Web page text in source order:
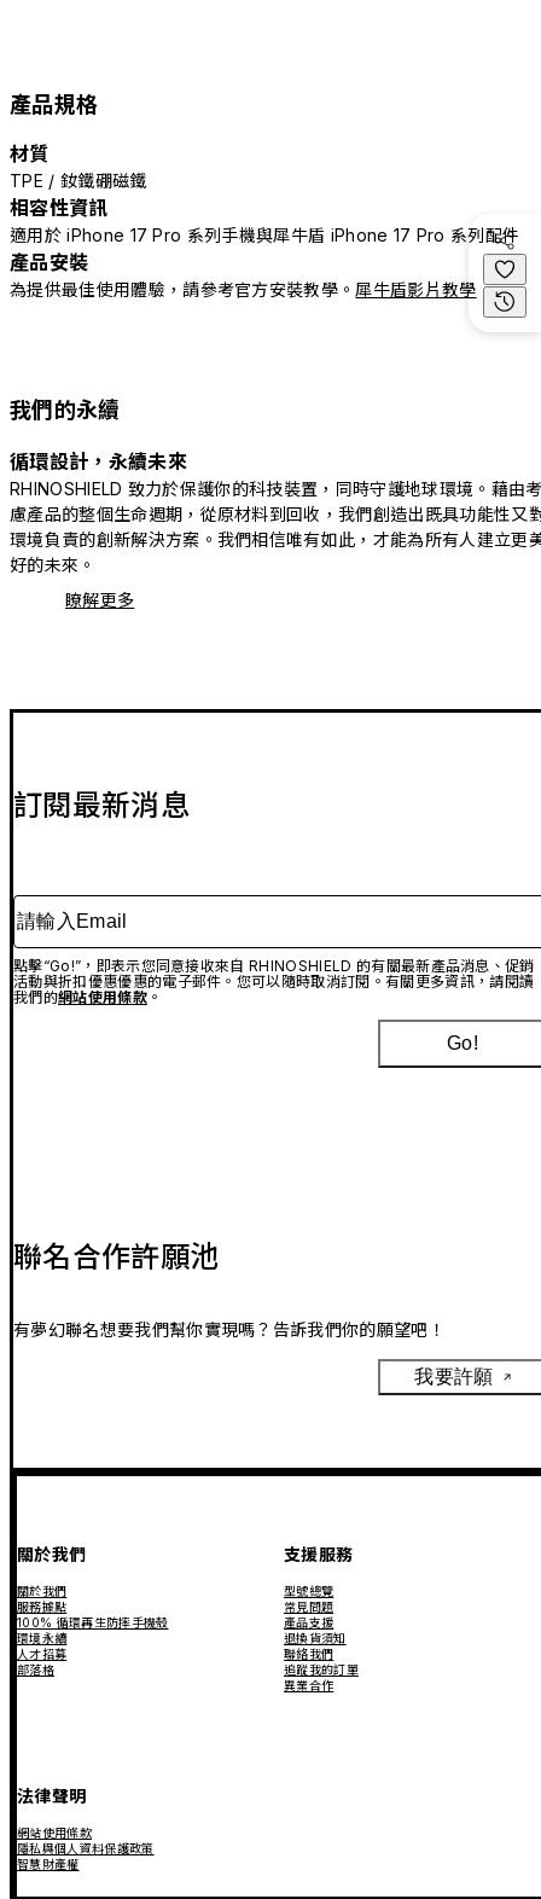
產品規格
材質
TPE / 釹鐵硼磁鐵
相容性資訊
適用於 iPhone 17 Pro 系列手機與犀牛盾 iPhone 17 Pro 系列配件
產品安裝
為提供最佳使用體驗，請參考官方安裝教學。 犀牛盾影片教學
我們的永續
循環設計，永續未來
RHINOSHIELD 致力於保護你的科技裝置，同時守護地球環境。藉由
慮產品的整個生命週期，從原材料到回收，我們創造出既具功能性又
環境負責的創新解決方案。我們相信唯有如此，才能為所有人建立更
好的未來。
瞭解更多
訂閱最新消息
請輸入Email
點擊“Go!”，即表示您同意接收來自 RHINOSHIELD 的有關最新產品消息、促銷
活動與折扣優惠優惠的電子郵件。您可以隨時取消訂閱。有關更多資訊，請閱讀
我們的網站使用條款。
Go!
聯名合作許願池
有夢幻聯名想要我們幫你實現嗎？告訴我們你的願望吧！
我要許願
關於我們
關於我們
服務據點
100% 循環再生防摔手機殼
環境永續
人才招募
部落格
支援服務
型號總覽
常見問題
產品支援
退換貨須知
聯絡我們
追蹤我的訂單
異業合作
法律聲明
網站使用條款
隱私與個人資料保護政策
智慧財產權